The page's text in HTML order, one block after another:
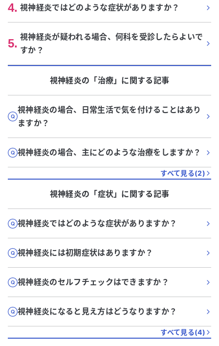
4. 視神経炎ではどのような症状がありますか？
5. 視神経炎が疑われる場合、何科を受診したらよいで
すか？
視神経炎の「治療」に関する記事
視神経炎の場合、日常生活で気を付けることはあり
ますか？
視神経炎の場合、主にどのような治療をしますか？
すべて見る(2)
視神経炎の「症状」に関する記事
視神経炎ではどのような症状がありますか？
視神経炎には初期症状はありますか？
視神経炎のセルフチェックはできますか？
視神経炎になると見え方はどうなりますか？
すべて見る(4)